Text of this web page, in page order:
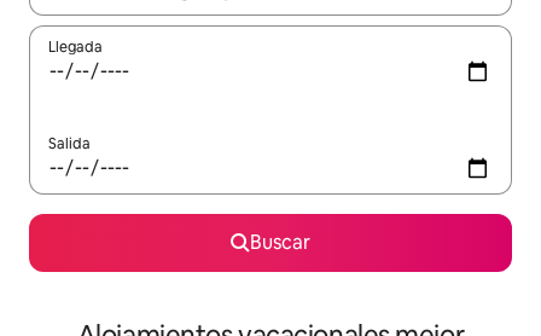
Llegada
Salida
Buscar